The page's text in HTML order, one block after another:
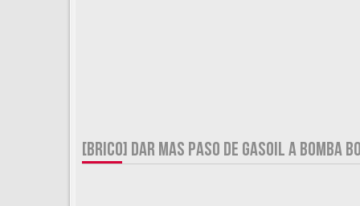
[BRICO] DAR MAS PASO DE GASOIL A BOMBA